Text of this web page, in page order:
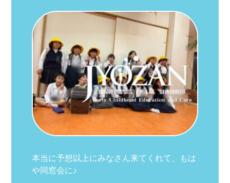
本当に予想以上にみなさん来てくれて、もは
や同窓会に♪